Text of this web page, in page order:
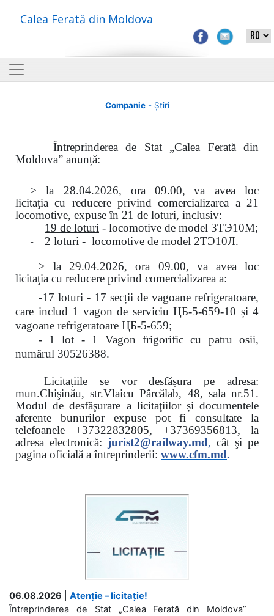
Calea Ferată din Moldova
Companie- Știri
Întreprinderea de Stat „Calea Ferată din
Moldova” anunță:
> la 28.04.2026, ora 09.00,
va avea loc
licitaţiacu reducere privind comercializarea a 21
locomotive, expuse în 21 de loturi, inclusiv:
- 19 de loturi - locomotive de model 3ТЭ10М;
- 2 loturi - locomotive de model 2ТЭ10Л.
> la 29.04.2026, ora 09.00, va avea loc
licitaţia cu reducere privind comercializarea a:
-17 loturi - 17 secții de vagoane refrigeratoare,
care includ 1 vagon de serviciu ЦБ-5-659-10 și 4
vagoane refrigeratoare ЦБ-5-659;
- 1 lot - 1 Vagon frigorific cu patru osii,
numărul 30526388.
Licitațiile se vor desfășura pe adresa:
mun.Chişinău, str.Vlaicu Pârcălab, 48, sala nr.51.
Modul de desfăşurare a licitaţiilor și documentele
aferente bunurilor expuse pot fi consultate la
telefoanele +37322832805, +37369356813, la
adresa electronică: jurist2@railway.md, cât şi pe
pagina oficială a întreprinderii: www.cfm.md.
06.08.2026
Atenție – licitație!
Întreprinderea de Stat „Calea Ferată din Moldova”